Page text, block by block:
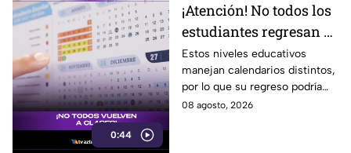
0:44
¡Atención! No todos los
estudiantes regresan a
clases; este es el
calendario escolar
2026-2027; ¿afectará a
Guanajuato?
Estos niveles educativos
manejan calendarios distintos,
por lo que su regreso podría
ser antes o después.
08 agosto, 2026